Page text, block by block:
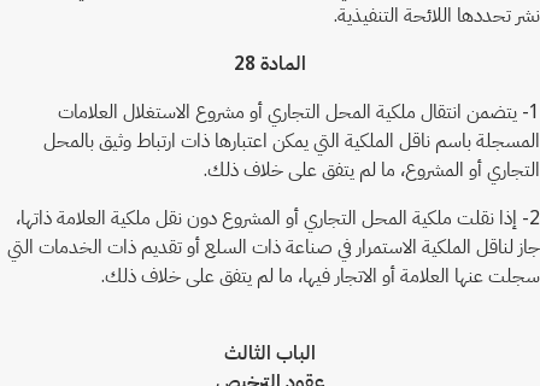
نشر تحددها اللائحة التنفيذية.
المادة 28
1- يتضمن انتقال ملكية المحل التجاري أو مشروع الاستغلال العلامات
المسجلة باسم ناقل الملكية التي يمكن اعتبارها ذات ارتباط وثيق بالمحل
التجاري أو المشروع، ما لم يتفق على خلاف ذلك.
2- إذا نقلت ملكية المحل التجاري أو المشروع دون نقل ملكية العلامة ذاتها،
جاز لناقل الملكية الاستمرار في صناعة ذات السلع أو تقديم ذات الخدمات التي
سجلت عنها العلامة أو الاتجار فيها، ما لم يتفق على خلاف ذلك.
الباب الثالث